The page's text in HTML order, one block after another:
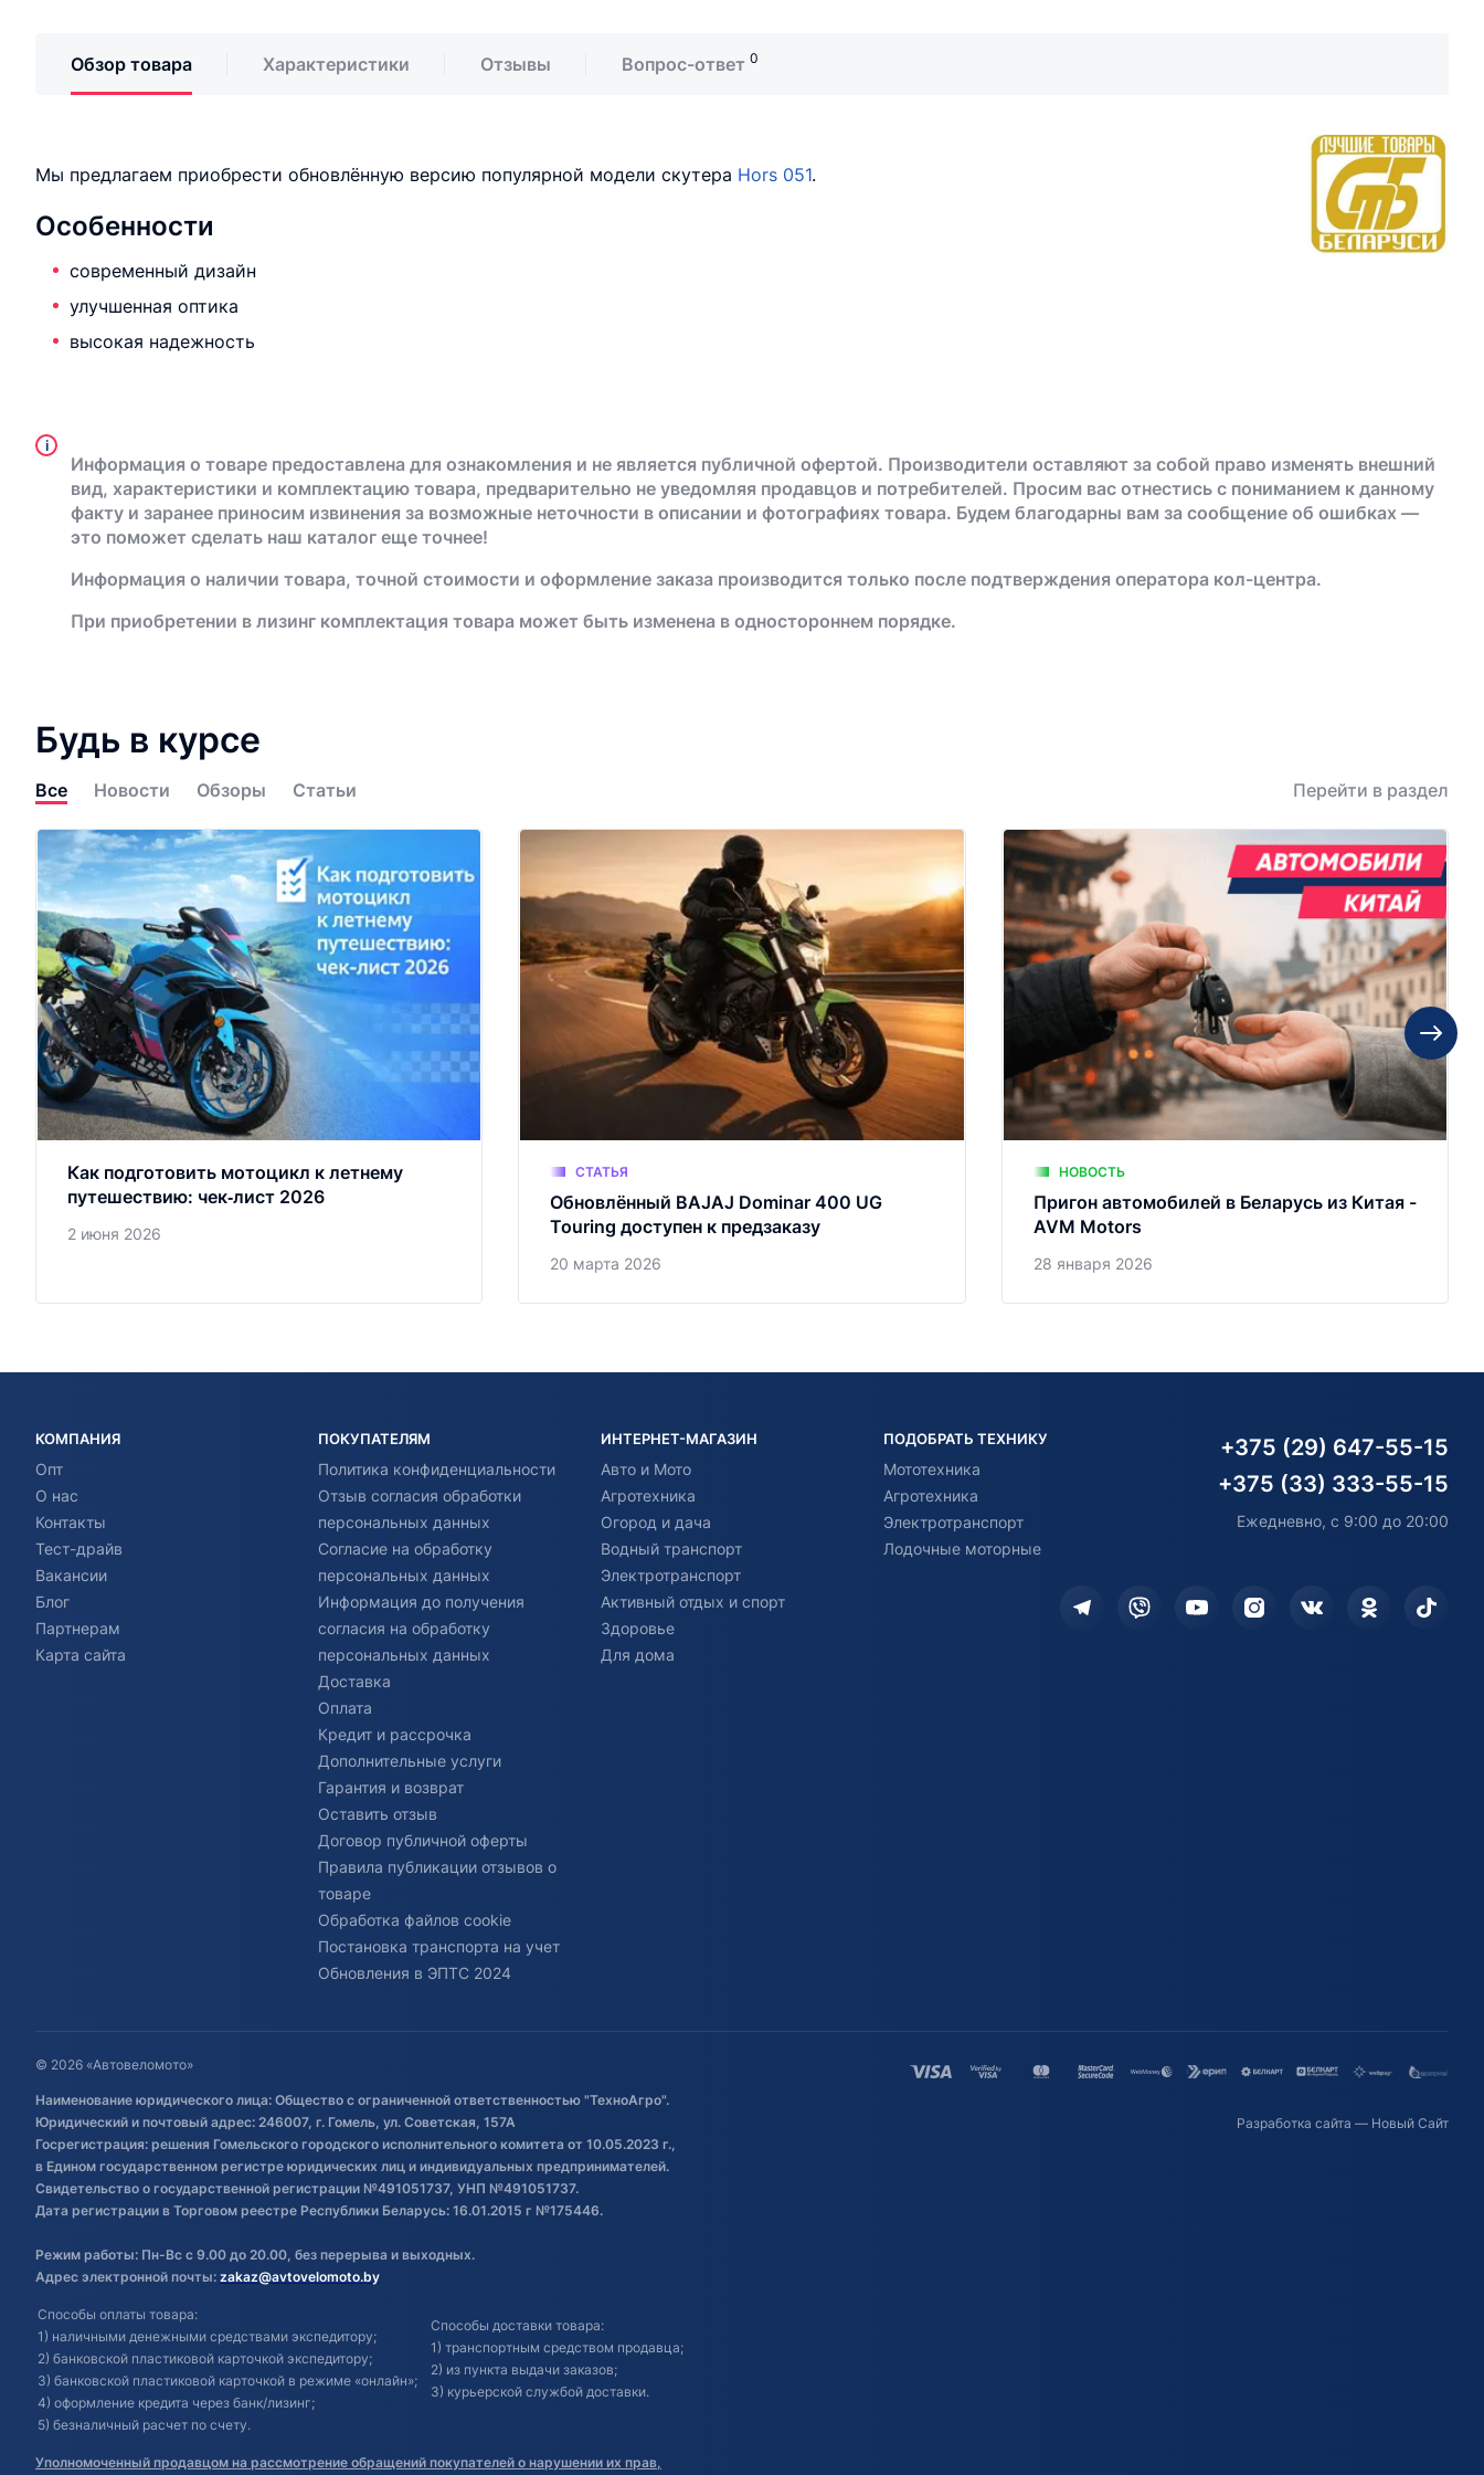
Обзор товара Характеристики Отзывы Вопрос-ответ 0
Мы предлагаем приобрести обновлённую версию популярной модели скутера Hors 051.
Особенности
современный дизайн
улучшенная оптика
высокая надежность
i
Информация о товаре предоставлена для ознакомления и не является публичной офертой. Производители оставляют за собой право изменять внешний
вид, характеристики и комплектацию товара, предварительно не уведомляя продавцов и потребителей. Просим вас отнестись с пониманием к данному
факту и заранее приносим извинения за возможные неточности в описании и фотографиях товара. Будем благодарны вам за сообщение об ошибках —
это поможет сделать наш каталог еще точнее!
Информация о наличии товара, точной стоимости и оформление заказа производится только после подтверждения оператора кол-центра.
При приобретении в лизинг комплектация товара может быть изменена в одностороннем порядке.
Будь в курсе
Все Новости Обзоры Статьи Перейти в раздел
Как подготовить мотоцикл к летнему
путешествию: чек‑лист 2026
2 июня 2026
СТАТЬЯ
Обновлённый BAJAJ Dominar 400 UG
Touring доступен к предзаказу
20 марта 2026
НОВОСТЬ
Пригон автомобилей в Беларусь из Китая -
AVM Motors
28 января 2026
КОМПАНИЯ
Опт
О нас
Контакты
Тест-драйв
Вакансии
Блог
Партнерам
Карта сайта
ПОКУПАТЕЛЯМ
Политика конфиденциальности
Отзыв согласия обработки
персональных данных
Согласие на обработку
персональных данных
Информация до получения
согласия на обработку
персональных данных
Доставка
Оплата
Кредит и рассрочка
Дополнительные услуги
Гарантия и возврат
Оставить отзыв
Договор публичной оферты
Правила публикации отзывов о
товаре
Обработка файлов cookie
Постановка транспорта на учет
Обновления в ЭПТС 2024
ИНТЕРНЕТ-МАГАЗИН
Авто и Мото
Агротехника
Огород и дача
Водный транспорт
Электротранспорт
Активный отдых и спорт
Здоровье
Для дома
ПОДОБРАТЬ ТЕХНИКУ
Мототехника
Агротехника
Электротранспорт
Лодочные моторные
+375 (29) 647-55-15
+375 (33) 333-55-15
Ежедневно, с 9:00 до 20:00
© 2026 «Автовеломото»
Наименование юридического лица: Общество с ограниченной ответственностью "ТехноАгро".
Юридический и почтовый адрес: 246007, г. Гомель, ул. Советская, 157А
Госрегистрация: решения Гомельского городского исполнительного комитета от 10.05.2023 г.,
в Едином государственном регистре юридических лиц и индивидуальных предпринимателей.
Свидетельство о государственной регистрации №491051737, УНП №491051737.
Дата регистрации в Торговом реестре Республики Беларусь: 16.01.2015 г №175446.
Режим работы: Пн-Вс с 9.00 до 20.00, без перерыва и выходных.
Адрес электронной почты: zakaz@avtovelomoto.by
Способы оплаты товара:
1) наличными денежными средствами экспедитору;
2) банковской пластиковой карточкой экспедитору;
3) банковской пластиковой карточкой в режиме «онлайн»;
4) оформление кредита через банк/лизинг;
5) безналичный расчет по счету.
Способы доставки товара:
1) транспортным средством продавца;
2) из пункта выдачи заказов;
3) курьерской службой доставки.
Уполномоченный продавцом на рассмотрение обращений покупателей о нарушении их прав,
Разработка сайта — Новый Сайт